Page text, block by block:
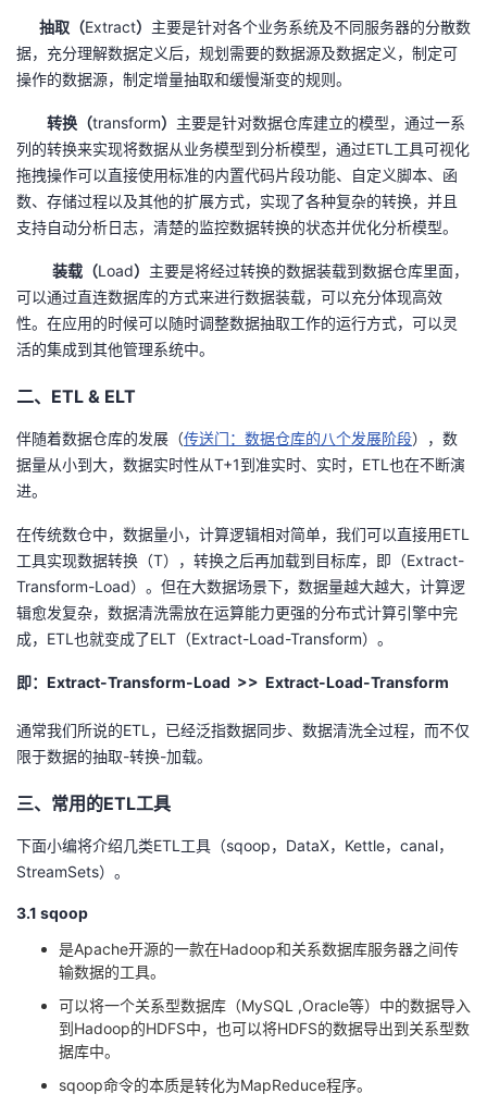
堂
我
的
课
程
我
的
认
证
我
的
实
我
的
藏
我
的
技
术
支
持
我
的
云
声
建
抽取（Extract） 主要是针对各个业务系统及不同服务器的分散数
据，充分理解数据定义后，规划需要的数据源及数据定义，制定可
操作的数据源，制定增量抽取和缓慢渐变的规则。
转换（transform） 主要是针对数据仓库建立的模型，通过一系
列的转换来实现将数据从业务模型到分析模型，通过ETL工具可视化
拖拽操作可以直接使用标准的内置代码片段功能、自定义脚本、函
数、存储过程以及其他的扩展方式，实现了各种复杂的转换，并且
支持自动分析日志，清楚的监控数据转换的状态并优化分析模型。
装载（Load） 主要是将经过转换的数据装载到数据仓库里面，
可以通过直连数据库的方式来进行数据装载，可以充分体现高效
性。在应用的时候可以随时调整数据抽取工作的运行方式，可以灵
活的集成到其他管理系统中。
二、ETL & ELT
伴随着数据仓库的发展（传送门：数据仓库的八个发展阶段），数
据量从小到大，数据实时性从T+1到准实时、实时，ETL也在不断演
进。
在传统数仓中，数据量小，计算逻辑相对简单，我们可以直接用ETL
工具实现数据转换（T），转换之后再加载到目标库，即（Extract-
Transform-Load）。但在大数据场景下，数据量越大越大，计算逻
辑愈发复杂，数据清洗需放在运算能力更强的分布式计算引擎中完
成，ETL也就变成了ELT（Extract-Load-Transform）。
即：Extract-Transform-Load >> Extract-Load-Transform
通常我们所说的ETL，已经泛指数据同步、数据清洗全过程，而不仅
限于数据的抽取-转换-加载。
三、常用的ETL工具
下面小编将介绍几类ETL工具（sqoop，DataX，Kettle，canal，
StreamSets）。
3.1 sqoop
是Apache开源的一款在Hadoop和关系数据库服务器之间传
输数据的工具。
可以将一个关系型数据库（MySQL ,Oracle等）中的数据导入
到Hadoop的HDFS中，也可以将HDFS的数据导出到关系型数
据库中。
sqoop命令的本质是转化为MapReduce程序。